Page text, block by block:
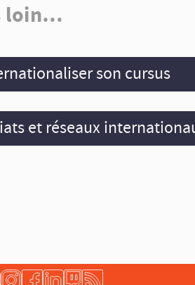
loin…
son cursus
et réseaux